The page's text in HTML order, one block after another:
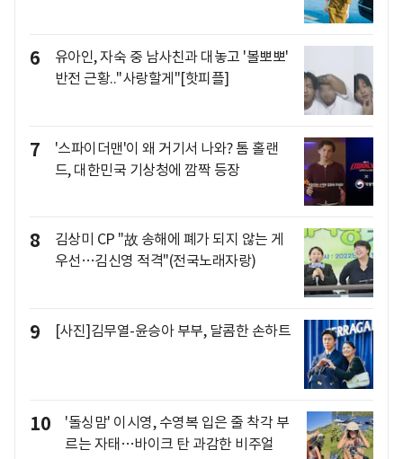
6
유아인, 자숙 중 남사친과 대놓고 '볼뽀뽀'
반전 근황.."사랑할게"[핫피플]
7
'스파이더맨'이 왜 거기서 나와? 톰 홀랜
드, 대한민국 기상청에 깜짝 등장
8
김상미 CP "故 송해에 폐가 되지 않는 게
우선…김신영 적격"(전국노래자랑)
9 [사진]김무열-윤승아 부부, 달콤한 손하트
10
'돌싱맘' 이시영, 수영복 입은 줄 착각 부
르는 자태…바이크 탄 과감한 비주얼